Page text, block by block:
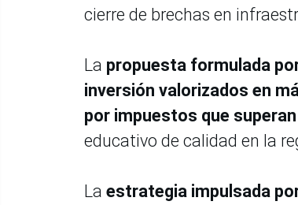
cierre de brechas en
La propuesta formulada
inversión valorizados en
por impuestos que
educativo de calidad en la
La estrategia impulsada